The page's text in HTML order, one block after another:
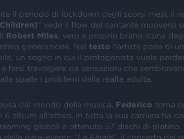
il periodo di lockdown degli scorsi mesi, il
” vede il flow del cantante muoversi
Robert Miles , vero e proprio brano icona
generazione. Nel testo l'artista parla di
un sogno in cui il protagonista vuole
farsi travolgere da sensazioni che
spalle i problemi della realtà adulta.
dal mondo della musica, Federico torna
6 album all'attivo, in tutta la sua carriera ha
globali e ottenuto 57 dischi di platino.
della data-evento “La Finale”, il concerto dei